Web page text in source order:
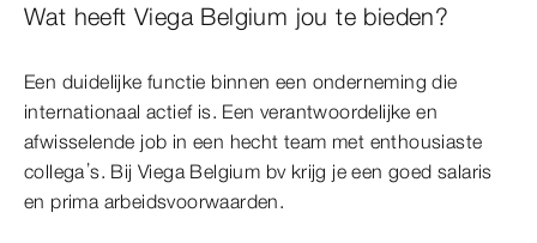
Wat heeft Viega Belgium jou te bieden?
Een duidelijke functie binnen een onderneming die
internationaal actief is. Een verantwoordelijke en
afwisselende job in een hecht team met enthousiaste
collega’s. Bij Viega Belgium bv krijg je een goed salaris
en prima arbeidsvoorwaarden.